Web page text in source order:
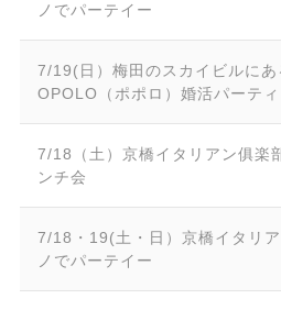
ノでパーテイー
7/19(日）梅田のスカイビルに
OPOLO（ポポロ）婚活パーティ
7/18（土）京橋イタリアン俱楽
ンチ会
7/18・19(土・日）京橋イタリ
ノでパーテイー